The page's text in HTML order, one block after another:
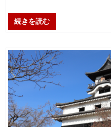
続きを読む